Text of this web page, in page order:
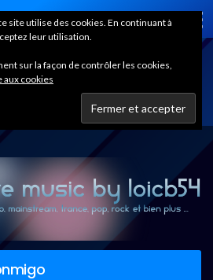
Home
site utilise des cookies. En continuant à
leur utilisation.
sur la façon de contrôler les cookies,
cookies